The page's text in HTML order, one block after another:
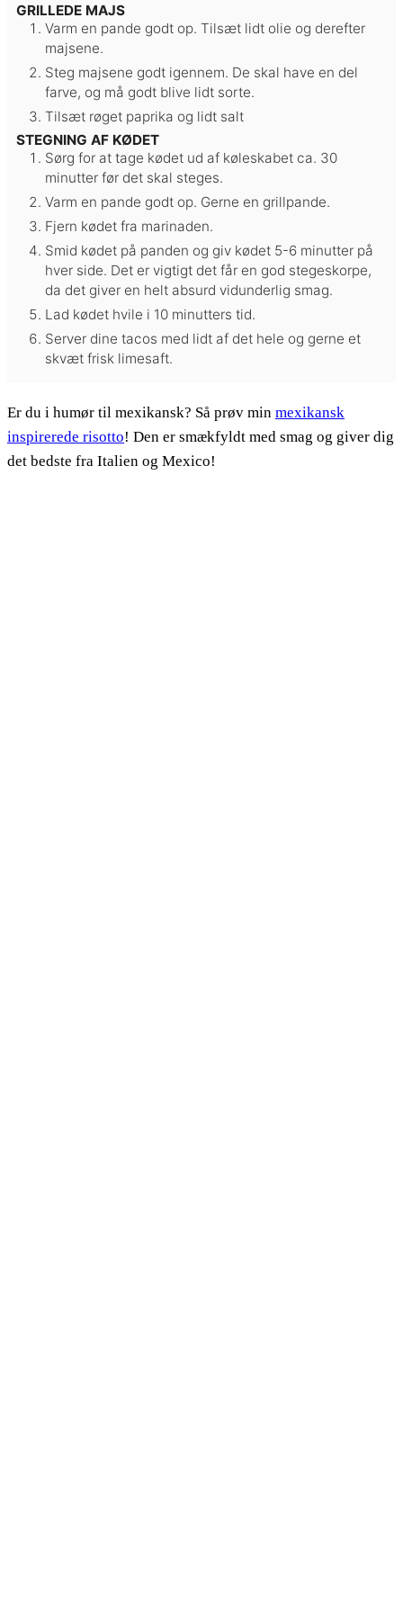
GRILLEDE MAJS
Varm en pande godt op. Tilsæt lidt olie og derefter
majsene.
Steg majsene godt igennem. De skal have en del
farve, og må godt blive lidt sorte.
Tilsæt røget paprika og lidt salt
STEGNING AF KØDET
Sørg for at tage kødet ud af køleskabet ca. 30
minutter før det skal steges.
Varm en pande godt op. Gerne en grillpande.
Fjern kødet fra marinaden.
Smid kødet på panden og giv kødet 5-6 minutter på
hver side. Det er vigtigt det får en god stegeskorpe,
da det giver en helt absurd vidunderlig smag.
Lad kødet hvile i 10 minutters tid.
Server dine tacos med lidt af det hele og gerne et
skvæt frisk limesaft.
Er du i humør til mexikansk? Så prøv min mexikansk
inspirerede risotto! Den er smækfyldt med smag og giver dig
det bedste fra Italien og Mexico!